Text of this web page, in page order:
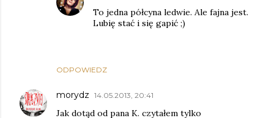
ODPOWIEDZ
To jedna półcyna ledwie. Ale fajna jest.
Lubię stać i się gapić ;)
morydz 14.05.2013, 20:41
Jak dotąd od pana K. czytałem tylko